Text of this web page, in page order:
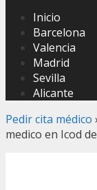
Inicio
Barcelona
Valencia
Madrid
Sevilla
Alicante
Pedir cita médico
medico en Icod